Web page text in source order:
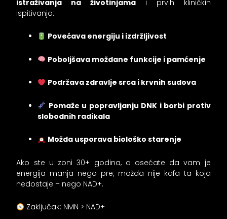
istraživanja na životinjama i prvih kliničkih
ispitivanja:
Povećava energiju i izdržljivost
Poboljšava moždane funkcije i pamćenje
Podržava zdravlje srca i krvnih sudova
Pomaže u popravljanju DNK i borbi protiv
slobodnih radikala
Možda usporava biološko starenje
Ako ste u zoni 30+ godina, a osećate da vam je
energija manja nego pre, možda nije kafa ta koja
nedostaje – nego NAD+.
Zaključak: NMN > NAD+